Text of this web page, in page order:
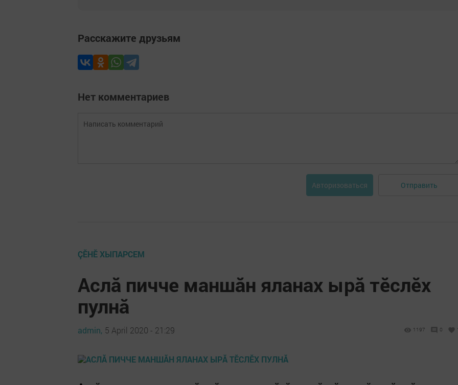
Расскажите друзьям
Нет комментариев
Авторизоваться Отправить
ÇӖНӖ ХЫПАРСЕМ
Аслă пичче маншăн яланах ырă тӗслӗх
пулнă
admin, 5 April 2020 - 21:29 1197 0